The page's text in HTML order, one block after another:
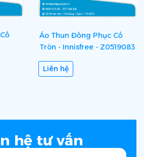
Áo Thun Đồng Phục Cổ
Tròn - Innisfree - Z0519083
Liên hệ
hệ tư vấn